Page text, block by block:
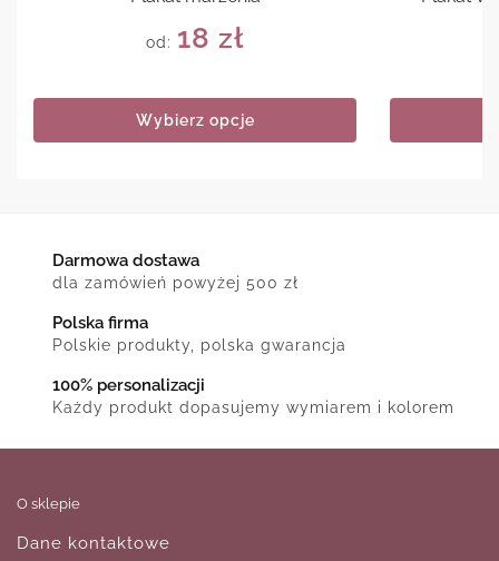
od: 18 zł
Wybierz opcje
Darmowa dostawa
dla zamówień powyżej 500 zł
Polska firma
Polskie produkty, polska gwarancja
100% personalizacji
Każdy produkt dopasujemy wymiarem i kolorem
O sklepie
Dane kontaktowe